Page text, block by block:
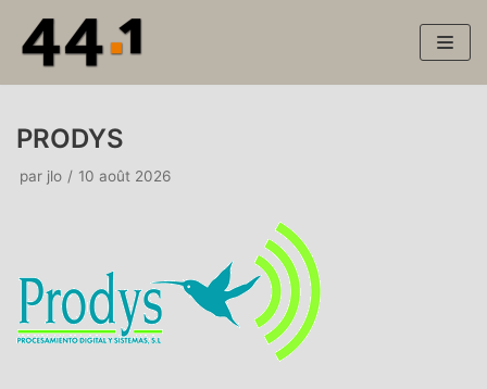
Aller
au
contenu
PRODYS
par jlo 10 août 2026